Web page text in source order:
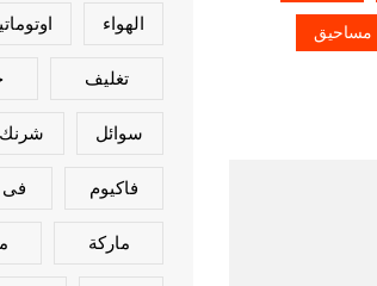
مساحيق الهواء
تغليف
سوائل شرنك
فاكيوم فى
ماركة